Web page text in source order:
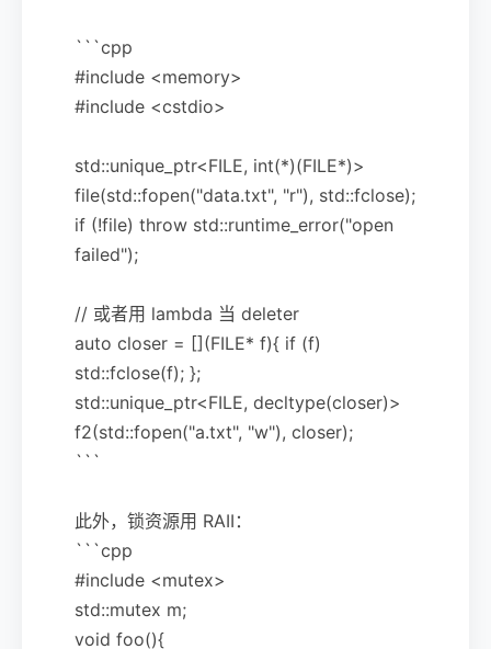
```cpp
#include <memory>
#include <cstdio>
std::unique_ptr<FILE, int(*)(FILE*)>
file(std::fopen("data.txt", "r"), std::fclose);
if (!file) throw std::runtime_error("open
failed");
// 或者用 lambda 当 deleter
auto closer = [](FILE* f){ if (f)
std::fclose(f); };
std::unique_ptr<FILE, decltype(closer)>
f2(std::fopen("a.txt", "w"), closer);
```
此外，锁资源用 RAII：
```cpp
#include <mutex>
std::mutex m;
void foo(){